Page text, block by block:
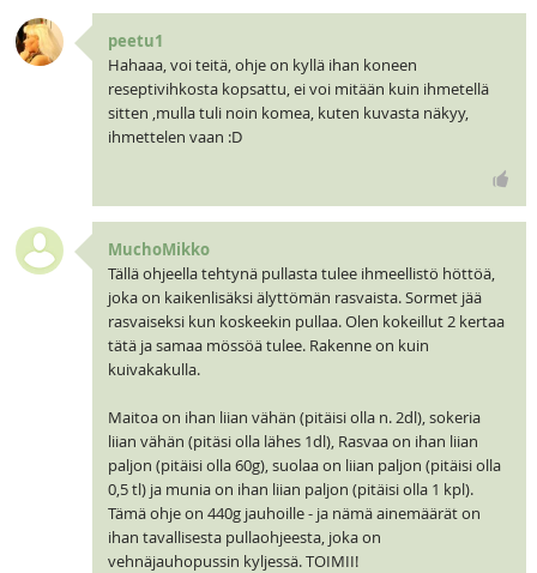
peetu1
Hahaaa, voi teitä, ohje on kyllä ihan koneen
reseptivihkosta kopsattu, ei voi mitään kuin ihmetellä
sitten ,mulla tuli noin komea, kuten kuvasta näkyy,
ihmettelen vaan :D
MuchoMikko
Tällä ohjeella tehtynä pullasta tulee ihmeellistö höttöä,
joka on kaikenlisäksi älyttömän rasvaista. Sormet jää
rasvaiseksi kun koskeekin pullaa. Olen kokeillut 2 kertaa
tätä ja samaa mössöä tulee. Rakenne on kuin
kuivakakulla.
Maitoa on ihan liian vähän (pitäisi olla n. 2dl), sokeria
liian vähän (pitäsi olla lähes 1dl), Rasvaa on ihan liian
paljon (pitäisi olla 60g), suolaa on liian paljon (pitäisi olla
0,5 tl) ja munia on ihan liian paljon (pitäisi olla 1 kpl).
Tämä ohje on 440g jauhoille - ja nämä ainemäärät on
ihan tavallisesta pullaohjeesta, joka on
vehnäjauhopussin kyljessä. TOIMII!